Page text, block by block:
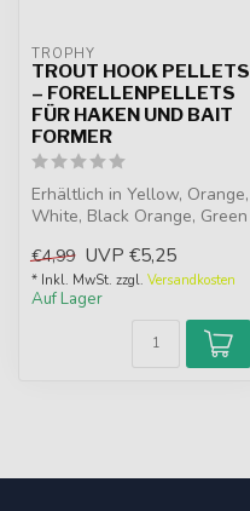
TROPHY
TROUT HOOK PELLETS
– FORELLENPELLETS
FÜR HAKEN UND BAIT
FORMER
Erhältlich in Yellow, Orange,
White, Black Orange, Green
€4,99 UVP €5,25
* Inkl. MwSt. zzgl. Versandkosten
Auf Lager